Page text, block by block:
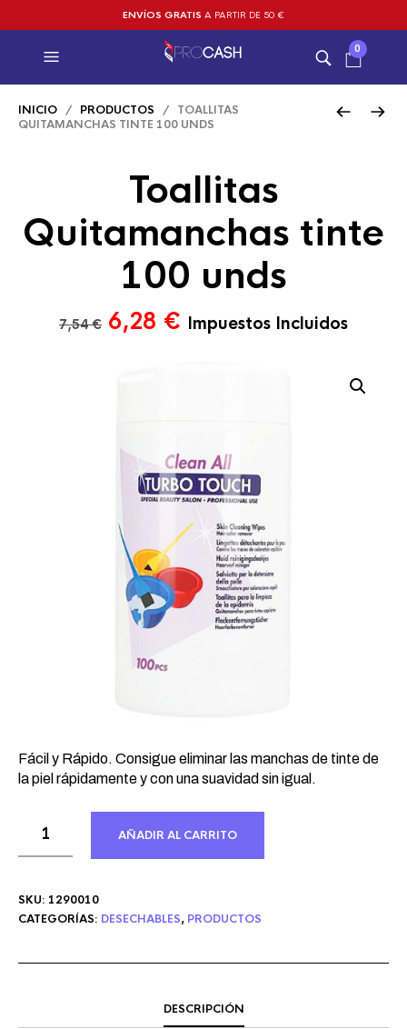
ENVÍOS GRATIS A PARTIR DE 50 €
0
INICIO / PRODUCTOS / TOALLITAS
QUITAMANCHAS TINTE 100 UNDS
Toallitas
Quitamanchas tinte
100 unds
7,54€ El
6,28 € El
precio
Impuestos Incluidos
Fácil y Rápido. Consigue eliminar las manchas de tinte de
la piel rápidamente y con una suavidad sin igual.
AÑADIR AL CARRITO
SKU: 1290010
CATEGORÍAS: DESECHABLES, PRODUCTOS
DESCRIPCIÓN